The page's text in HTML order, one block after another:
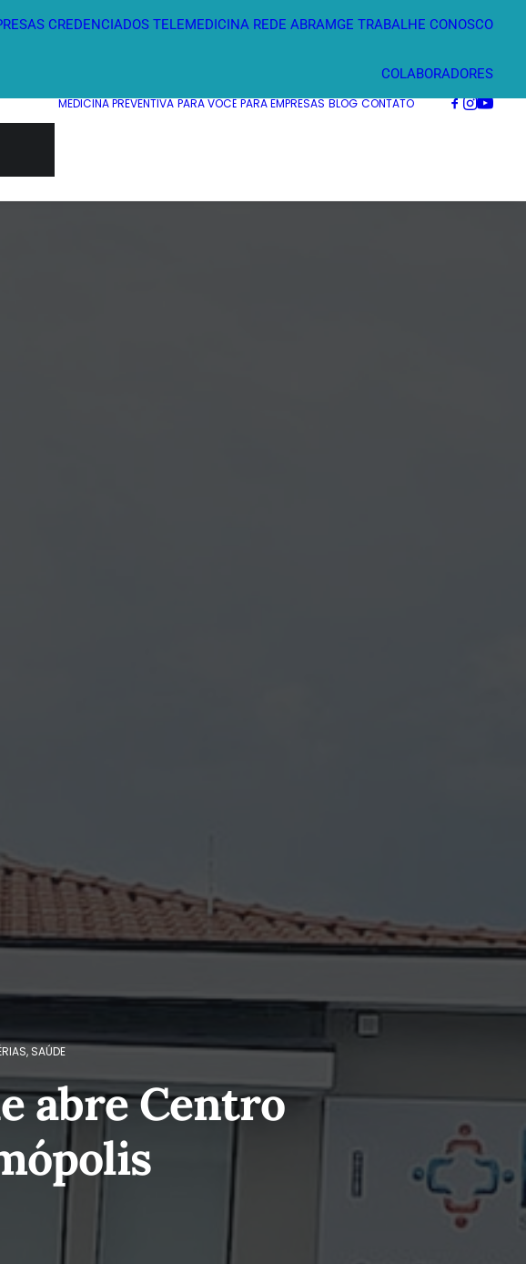
CREDENCIADOS TELEMEDICINA REDE ABRAMGE TRABALHE CONOSCO
COLABORADORES
MEDICINA PREVENTIVA PARA VOCÊ PARA EMPRESAS BLOG CONTATO
, SAÚDE
abre Centro